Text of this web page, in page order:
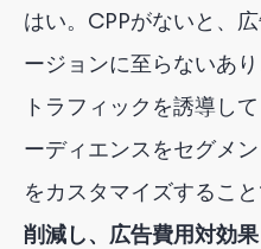
はい。CPPがないと、
ージョンに至らないあ
トラフィックを誘導し
ーディエンスをセグメ
をカスタマイズすること
削減し、広告費用対効